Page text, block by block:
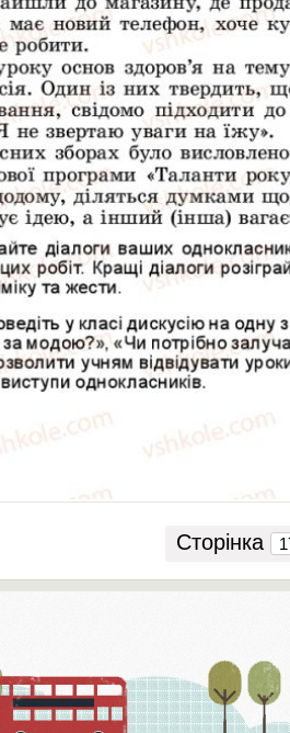
Сторінка